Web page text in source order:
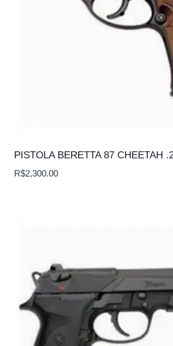
PISTOLA BERETTA 87 CHEETAH
R$2,300.00